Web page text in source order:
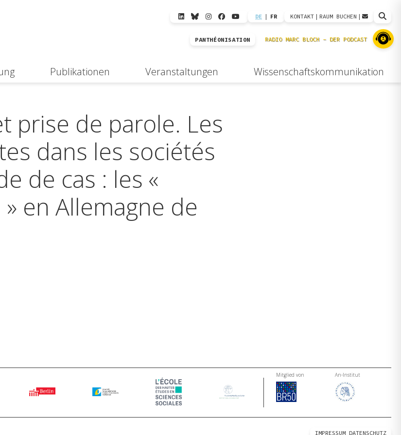
DE | FR KONTAKT | RAUM BUCHEN |
PANTHÉONISATION
Publikationen Veranstaltungen Wissenschaftskommunikation
prise de parole. Les
dans les sociétés
de cas : les «
en Allemagne de
Mitglied von An-Institut
IMPRESSUM DATENSCHUTZ